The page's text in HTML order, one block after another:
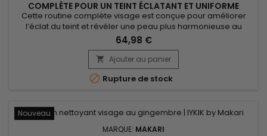
COMPLÈTE POUR UN TEINT ÉCLATANT ET UNIFORME
Cette routine complète visage est conçue pour améliorer
l’éclat du teint et révéler une peau plus harmonieuse au
quotidien. Makari Radiance & Even Tone Routine associe un
nettoyant, un sérum et une crème pour une action globale :
nettoyer, lisser et hydrater la peau. Jour après jour, la peau
paraît plus douce, plus lumineuse et visiblement plus...
64,98 €
 Ajouter au panier
 Rupture de stock
Nouveau
MARQUE: MAKARI